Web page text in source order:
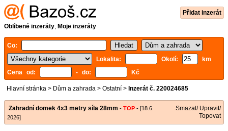
Přidat inzerát
Oblíbené inzeráty, Moje inzeráty
Co:
Lokalita:
Okolí:
km
Cena od:
- do: Kč
Hlavní stránka > Dům a zahrada > Ostatní > Inzerát č. 220024685
Zahradní domek 4x3 metry síla 28mm - TOP - [18.6.
2026]
Smazat/ Upravit/
Topovat